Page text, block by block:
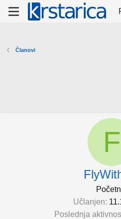
Članovi
F
Učlanjen
Poslednja